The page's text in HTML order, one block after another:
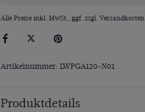
Alle Preise inkl. MwSt., ggf. zzgl. Versandkosten
Artikelnummer: LWPGA120-N01
Produktdetails